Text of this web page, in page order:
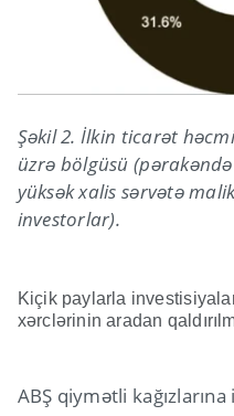
Şəkil 2. İlkin ticarət
üzrə bölgüsü
yüksək xalis sərvətə
investorlar).
Kiçik paylarla
xərclərinin aradan
ABŞ qiymətli